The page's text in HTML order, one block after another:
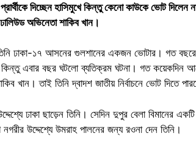
দিচ্ছেন হাসিমুখে কিন্তু কেনো কাউকে ভোট দিলেন
অভিনেতা শাকিব খান।
তিনি ঢাকা-১৭ আসনের গুলশানের একজন ভোটার। গত
কিন্তু এবার বছর ঘটলো ব্যতিক্রম ঘটনা। গত কয়েকদিন
তাই তিনি দ্বাদশ জাতীয় নির্বাচনে ভোট দিতে
ঢাকা ছাড়েন তিনি। সেদিন দুপুর বেলা বিমানের
উদ্দেশ্যে উমরাহ পালনের জন্য রওনা দেন তিনি।